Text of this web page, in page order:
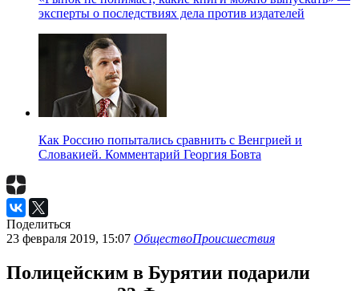
эксперты о последствиях дела против издателей
Как Россию попытались сравнить с Венгрией и
Словакией. Комментарий Георгия Бовта
Поделиться
23 февраля 2019, 15:07 ОбществоПроисшествия
Полицейским в Бурятии подарили